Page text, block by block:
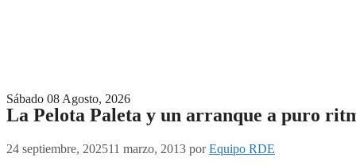
Sábado 08 Agosto, 2026
La Pelota Paleta y un arranque a puro
24 septiembre, 202511 marzo, 2013 porEquipo RDE